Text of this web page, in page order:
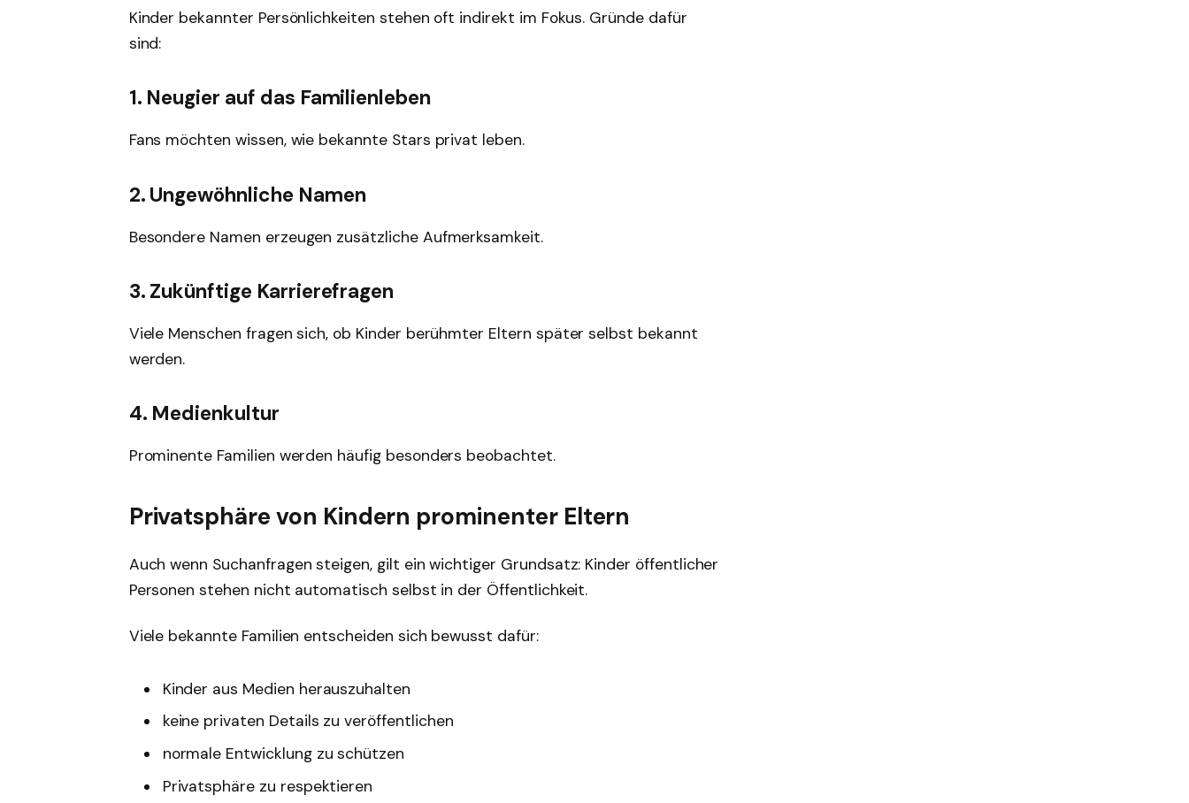
Kinder bekannter Persönlichkeiten stehen oft indirekt im Fokus. Gründe dafür
sind:
1. Neugier auf das Familienleben
Fans möchten wissen, wie bekannte Stars privat leben.
2. Ungewöhnliche Namen
Besondere Namen erzeugen zusätzliche Aufmerksamkeit.
3. Zukünftige Karrierefragen
Viele Menschen fragen sich, ob Kinder berühmter Eltern später selbst bekannt
werden.
4. Medienkultur
Prominente Familien werden häufig besonders beobachtet.
Privatsphäre von Kindern prominenter Eltern
Auch wenn Suchanfragen steigen, gilt ein wichtiger Grundsatz: Kinder öffentlicher
Personen stehen nicht automatisch selbst in der Öffentlichkeit.
Viele bekannte Familien entscheiden sich bewusst dafür:
Kinder aus Medien herauszuhalten
keine privaten Details zu veröffentlichen
normale Entwicklung zu schützen
Privatsphäre zu respektieren